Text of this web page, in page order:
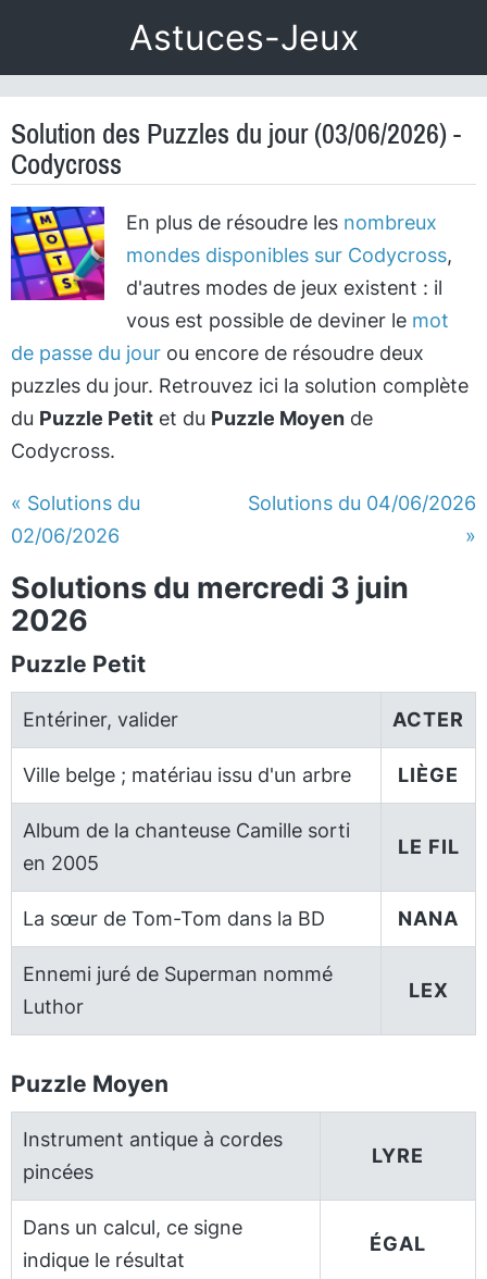
Astuces-Jeux
Solution des Puzzles du jour (03/06/2026) -
Codycross
En plus de résoudre les nombreux
mondes disponibles sur Codycross,
d'autres modes de jeux existent : il
vous est possible de deviner le mot
de passe du jour ou encore de résoudre deux
puzzles du jour. Retrouvez ici la solution complète
du Puzzle Petit et du Puzzle Moyen de
Codycross.
« Solutions du
02/06/2026
Solutions du 04/06/2026
»
Solutions du mercredi 3 juin
2026
Puzzle Petit
Entériner, valider ACTER
Ville belge ; matériau issu d'un arbre LIÈGE
Album de la chanteuse Camille sorti
en 2005
LE FIL
La sœur de Tom-Tom dans la BD NANA
Ennemi juré de Superman nommé
Luthor
LEX
Puzzle Moyen
Instrument antique à cordes
pincées
LYRE
Dans un calcul, ce signe
indique le résultat
ÉGAL